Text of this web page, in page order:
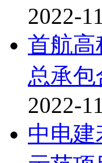
2022-
首航高
总承包
2022-
中电